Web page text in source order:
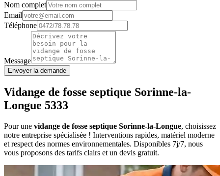
Nom complet
Email
Téléphone
Message
Envoyer la demande
Vidange de fosse septique Sorinne-la-
Longue 5333
Pour une vidange de fosse septique Sorinne-la-Longue, choisissez
notre entreprise spécialisée ! Interventions rapides, matériel moderne
et respect des normes environnementales. Disponibles 7j/7, nous
vous proposons des tarifs clairs et un devis gratuit.